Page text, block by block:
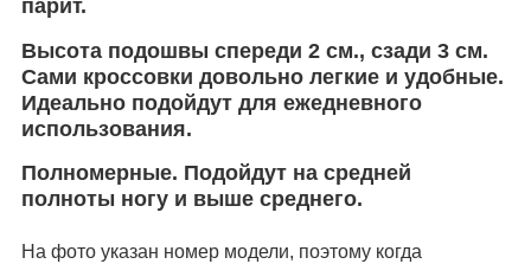
парит.
Высота подошвы спереди 2 см., сзади 3 см.
Сами кроссовки довольно легкие и удобные.
Идеально подойдут для ежедневного
использования.
Полномерные. Подойдут на средней
полноты ногу и выше среднего.
На фото указан номер модели, поэтому когда